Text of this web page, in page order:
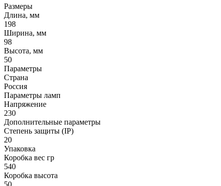
Размеры
Длина, мм
198
Ширина, мм
98
Высота, мм
50
Параметры
Страна
Россия
Параметры ламп
Напряжение
230
Дополнительные параметры
Степень защиты (IP)
20
Упаковка
Коробка вес гр
540
Коробка высота
50